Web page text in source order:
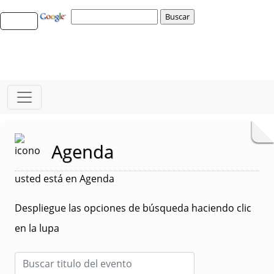
Agenda
usted está en Agenda
Despliegue las opciones de búsqueda haciendo clic
en la lupa